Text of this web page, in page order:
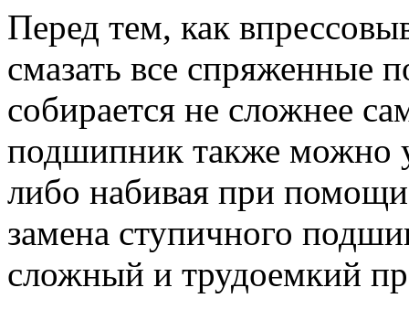
Перед тем, как
смазать все спряженные
собирается не сложнее
подшипник также можно
либо набивая при помощи
замена ступичного
сложный и трудоемкий